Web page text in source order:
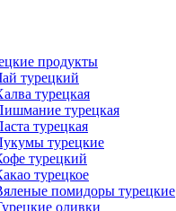
продукты
турецкий
турецкая
турецкая
турецкая
турецкие
турецкий
турецкое
помидоры турецкие
оливки